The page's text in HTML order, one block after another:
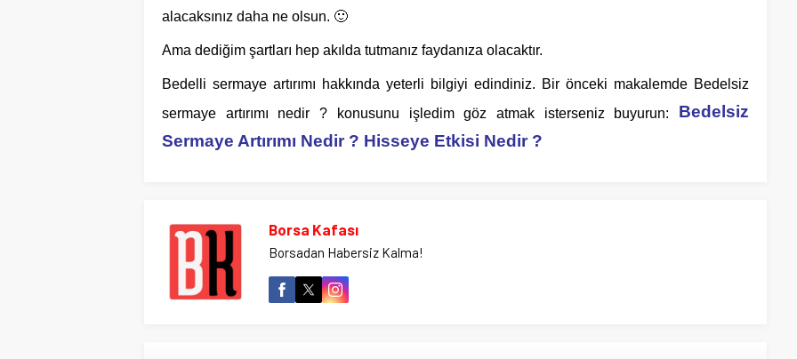
alacaksınız daha ne olsun. 🙂
Ama dediğim şartları hep akılda tutmanız faydanıza olacaktır.
Bedelli sermaye artırımı hakkında yeterli bilgiyi edindiniz. Bir önceki makalemde Bedelsiz
sermaye artırımı nedir ? konusunu işledim göz atmak isterseniz buyurun: Bedelsiz
Sermaye Artırımı Nedir ? Hisseye Etkisi Nedir ?
Borsa Kafası
Borsadan Habersiz Kalma!